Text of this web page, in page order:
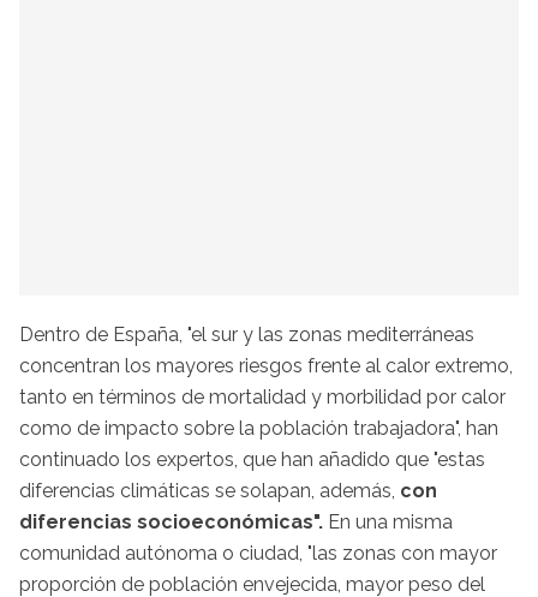
Dentro de España, "el sur y las zonas mediterráneas
concentran los mayores riesgos frente al calor extremo,
tanto en términos de mortalidad y morbilidad por calor
como de impacto sobre la población trabajadora", han
continuado los expertos, que han añadido que "estas
diferencias climáticas se solapan, además, con
diferencias socioeconómicas". En una misma
comunidad autónoma o ciudad, "las zonas con mayor
proporción de población envejecida, mayor peso del